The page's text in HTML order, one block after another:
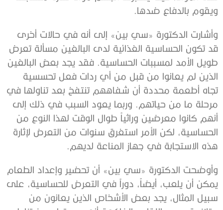
ويقوم بالدفاع ضدها.
وأشارت الدكتورة «سي بين» إلى أنه في حالات أخرى
قد تكون الحساسية الغذائية لدى البالغين مسألة تعرض
طويل الأمد لمسببات الحساسية. فقد يجد بعض البالغين
الذين لم يعانوا من قبل من أي ردات فعل تحسسية
تجاه أطعمة محددة أن شفاههم تنتفخ بعد تناولها في
مرحلة ما من حياتهم. وربما يعود السبب في ذلك إلى
أنهم كانوا معرضين وراثياً طوال الوقت لهذا النوع من
الحساسية، لكن الأمر استغرق سنوات من التعرض لإثارة
هذه الاستجابة في جهاز المناعة لديهم.
وأوضحت الدكتورة «سي بين» أن تحضير وإعداد الطعام
يمكن أن يلعب، أيضاً، دوراً في التعرض للحساسية، على
سبيل المثال، يجد بعض الأشخاص الذين يعانون من